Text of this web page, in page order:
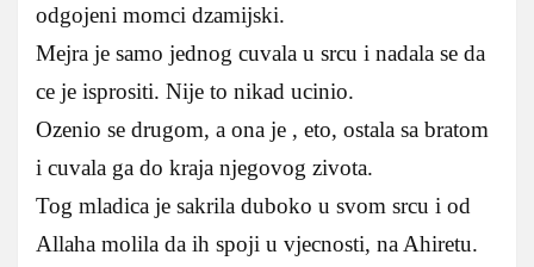
odgojeni momci dzamijski.
Mejra je samo jednog cuvala u srcu i nadala se da
ce je isprositi. Nije to nikad ucinio.
Ozenio se drugom, a ona je , eto, ostala sa bratom
i cuvala ga do kraja njegovog zivota.
Tog mladica je sakrila duboko u svom srcu i od
Allaha molila da ih spoji u vjecnosti, na Ahiretu.